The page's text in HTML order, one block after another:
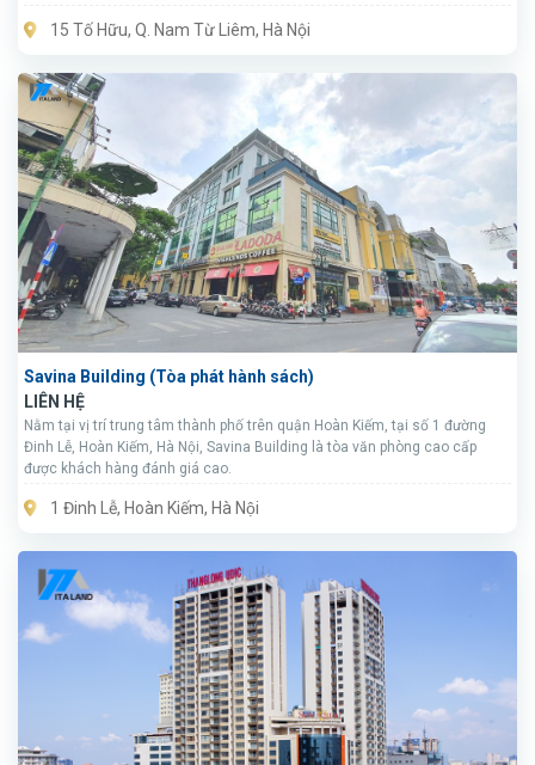
15 Tố Hữu, Q. Nam Từ Liêm, Hà Nội
Savina Building (Tòa phát hành sách)
LIÊN HỆ
Nằm tại vị trí trung tâm thành phố trên quận Hoàn Kiếm, tại số 1 đường
Đinh Lễ, Hoàn Kiếm, Hà Nội, Savina Building là tòa văn phòng cao cấp
được khách hàng đánh giá cao.
1 Đinh Lễ, Hoàn Kiếm, Hà Nội